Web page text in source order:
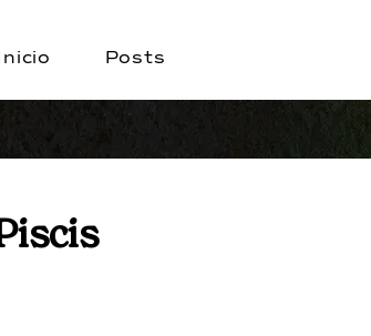
Inicio Posts